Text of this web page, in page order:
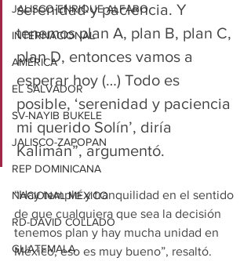
JALISCO-ENRIQUE ALFARO
INTERNACIONAL
AMÉRICA
EL SALVADOR
SV-NAYIB BUKELE
JALISCO-ZAPOPAN
REP DOMINICANA
NACIONAL MÉXICO
RD-DAVID COLLADO
GUATEMALA
serenidad y paciencia. Y
tenemos plan A, plan B, plan C,
plan D, entonces vamos a
esperar hoy (…) Todo es
posible, ‘serenidad y paciencia
mi querido Solín’, diría
Kalimán”, argumentó.
“Hay temple y tranquilidad en el sentido
de que cualquiera que sea la decisión
tenemos plan y hay mucha unidad en
México, eso es muy bueno”, resaltó.